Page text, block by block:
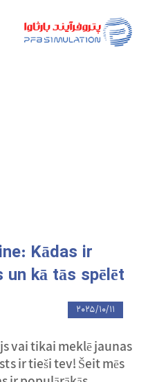
Kādas ir
un kā tās spēlēt
۲۰۲۵/۱۰/۱۱
vai tikai meklē jaunas
ir tieši tev! Šeit mēs